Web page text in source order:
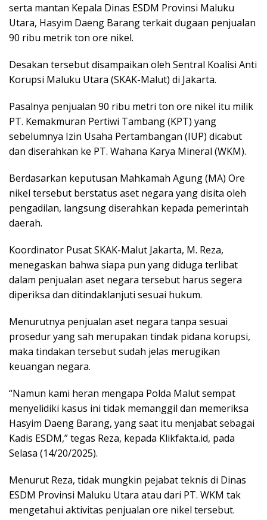
serta mantan Kepala Dinas ESDM Provinsi Maluku
Utara, Hasyim Daeng Barang terkait dugaan penjualan
90 ribu metrik ton ore nikel.
Desakan tersebut disampaikan oleh Sentral Koalisi Anti
Korupsi Maluku Utara (SKAK-Malut) di Jakarta.
Pasalnya penjualan 90 ribu metri ton ore nikel itu milik
PT. Kemakmuran Pertiwi Tambang (KPT) yang
sebelumnya Izin Usaha Pertambangan (IUP) dicabut
dan diserahkan ke PT. Wahana Karya Mineral (WKM).
Berdasarkan keputusan Mahkamah Agung (MA) Ore
nikel tersebut berstatus aset negara yang disita oleh
pengadilan, langsung diserahkan kepada pemerintah
daerah.
Koordinator Pusat SKAK-Malut Jakarta, M. Reza,
menegaskan bahwa siapa pun yang diduga terlibat
dalam penjualan aset negara tersebut harus segera
diperiksa dan ditindaklanjuti sesuai hukum.
Menurutnya penjualan aset negara tanpa sesuai
prosedur yang sah merupakan tindak pidana korupsi,
maka tindakan tersebut sudah jelas merugikan
keuangan negara.
“Namun kami heran mengapa Polda Malut sempat
menyelidiki kasus ini tidak memanggil dan memeriksa
Hasyim Daeng Barang, yang saat itu menjabat sebagai
Kadis ESDM,” tegas Reza, kepada Klikfakta.id, pada
Selasa (14/20/2025).
Menurut Reza, tidak mungkin pejabat teknis di Dinas
ESDM Provinsi Maluku Utara atau dari PT. WKM tak
mengetahui aktivitas penjualan ore nikel tersebut.